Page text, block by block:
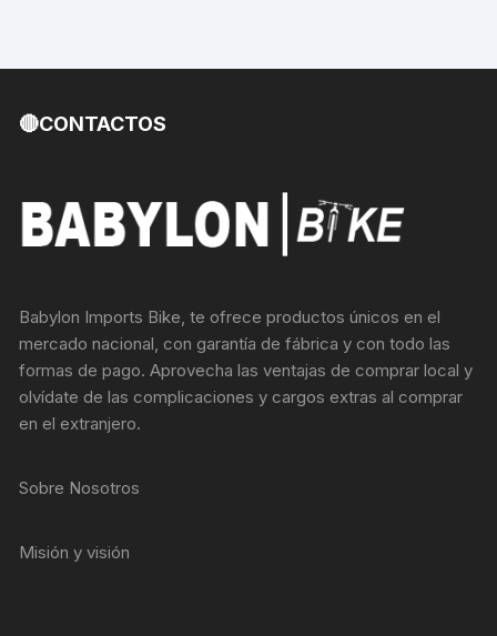
🔴CONTACTOS
Babylon Imports Bike, te ofrece productos únicos en el
mercado nacional, con garantía de fábrica y con todo las
formas de pago. Aprovecha las ventajas de comprar local y
olvídate de las complicaciones y cargos extras al comprar
en el extranjero.
Sobre Nosotros
Misión y visión